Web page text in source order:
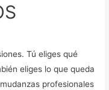
Tú eliges qué
eliges lo que queda
profesionales